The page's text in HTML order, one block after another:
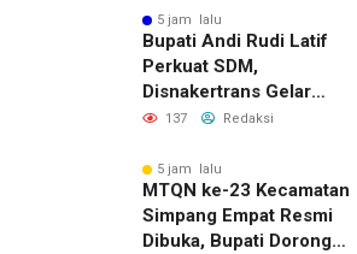
5 jam lalu
Bupati Andi Rudi Latif
Perkuat SDM,
Disnakertrans Gelar
Pelatihan Desain Grafis
137 Redaksi
5 jam lalu
MTQN ke-23 Kecamatan
Simpang Empat Resmi
Dibuka, Bupati Dorong